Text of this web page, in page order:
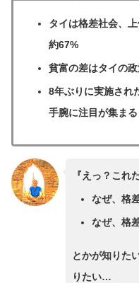
タイは格差社会、
約67%
貧富の差はタイの
8年ぶりに実施され
手腕に注目が集まる
『えっ？これ
なぜ、格
なぜ、格
とかが知りた
りたい…